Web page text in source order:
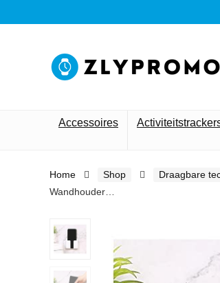
Accessoires
Home Shop Draagbare
Wandhouder…